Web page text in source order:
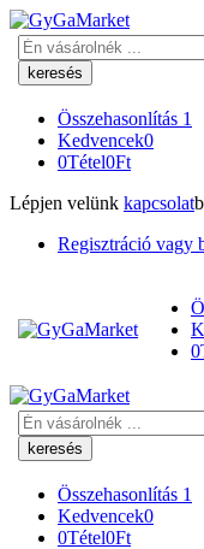
Keresés
Összehasonlítás 1
Kedvencek0
0Tétel0Ft
Lépjen velünk kapcsolat
Regisztráció vagy
0
Keresés
Összehasonlítás 1
Kedvencek0
0Tétel0Ft